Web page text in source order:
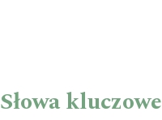
Słowa kluczowe